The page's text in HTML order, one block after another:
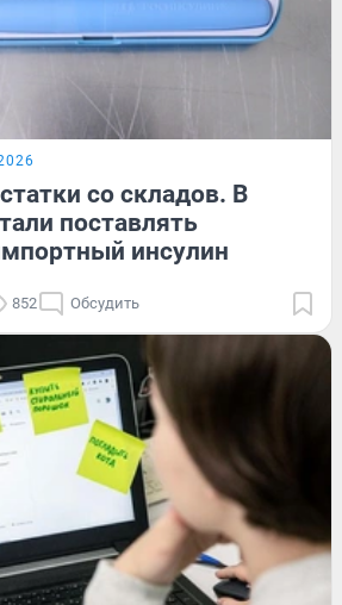
со складов. В
поставлять
инсулин
852 Обсудить